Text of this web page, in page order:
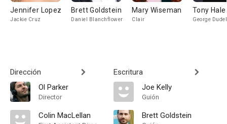
Jennifer Lopez
Jackie Cruz
Brett Goldstein
Daniel Blanchflower
Mary Wiseman
Clair
Tony Hale
George
Dirección
Ol Parker
Director
Colin MacLellan
Escritura
Joe Kelly
Guión
Brett Goldstein